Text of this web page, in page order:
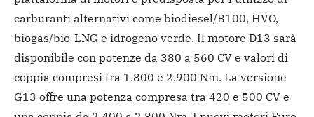
carburanti alternativi come biodiesel/B100, HVO,
biogas/bio-LNG e idrogeno verde. Il motore D13 sarà
disponibile con potenze da 380 a 560 CV e valori di
coppia compresi tra 1.800 e 2.900 Nm. La versione
G13 offre una potenza compresa tra 420 e 500 CV e